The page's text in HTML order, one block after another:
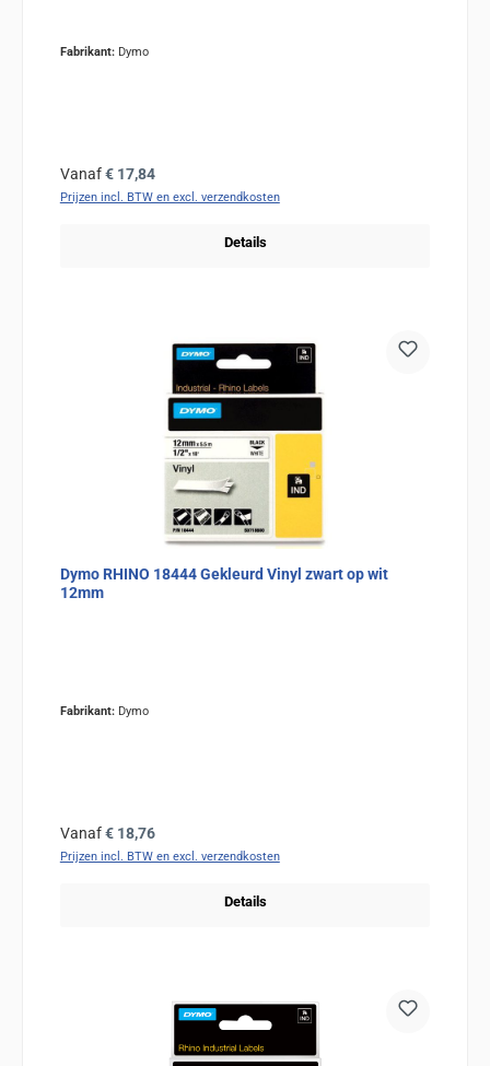
Fabrikant: Dymo
Normale prijs:
Vanaf€ 17,84
Prijzen incl. BTW en excl. verzendkosten
Details
Dymo RHINO 18444 Gekleurd Vinyl zwart op wit
12mm
Fabrikant: Dymo
Normale prijs:
Vanaf€ 18,76
Prijzen incl. BTW en excl. verzendkosten
Details